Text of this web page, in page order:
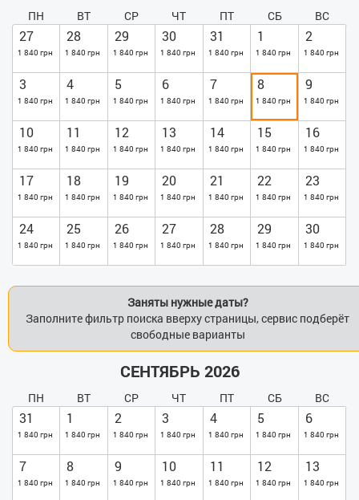
ПН ВТ СР ЧТ ПТ СБ ВС
27
1 840 грн
28
1 840 грн
29
1 840 грн
30
1 840 грн
31
1 840 грн
1
1 840 грн
2
1 840 грн
3
1 840 грн
4
1 840 грн
5
1 840 грн
6
1 840 грн
7
1 840 грн
8
1 840 грн
9
1 840 грн
10
1 840 грн
11
1 840 грн
12
1 840 грн
13
1 840 грн
14
1 840 грн
15
1 840 грн
16
1 840 грн
17
1 840 грн
18
1 840 грн
19
1 840 грн
20
1 840 грн
21
1 840 грн
22
1 840 грн
23
1 840 грн
24
1 840 грн
25
1 840 грн
26
1 840 грн
27
1 840 грн
28
1 840 грн
29
1 840 грн
30
1 840 грн
Заняты нужные даты?
Заполните фильтр поиска вверху страницы, сервис подберёт
свободные варианты
СЕНТЯБРЬ 2026
ПН ВТ СР ЧТ ПТ СБ ВС
31
1 840 грн
1
1 840 грн
2
1 840 грн
3
1 840 грн
4
1 840 грн
5
1 840 грн
6
1 840 грн
7
1 840 грн
8
1 840 грн
9
1 840 грн
10
1 840 грн
11
1 840 грн
12
1 840 грн
13
1 840 грн